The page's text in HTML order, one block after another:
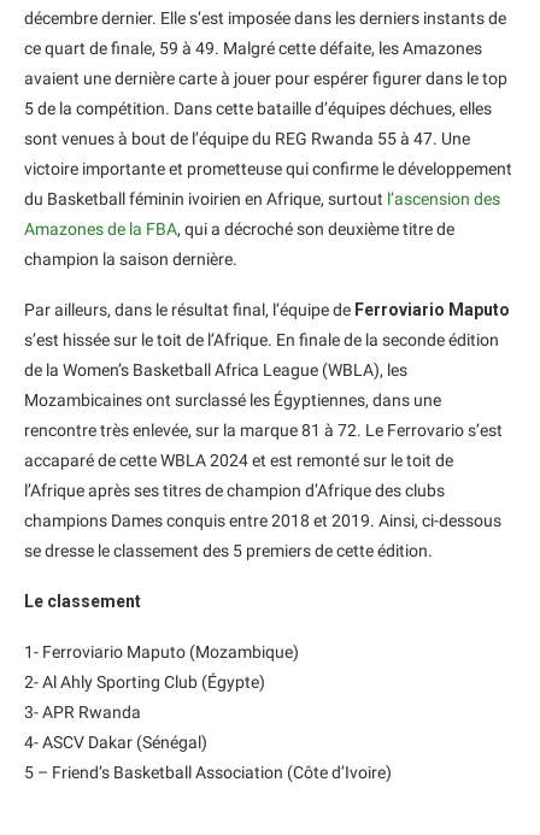
décembre dernier. Elle s’est imposée dans les derniers instants de
ce quart de finale, 59 à 49. Malgré cette défaite, les Amazones
avaient une dernière carte à jouer pour espérer figurer dans le top
5 de la compétition. Dans cette bataille d’équipes déchues, elles
sont venues à bout de l’équipe du REG Rwanda 55 à 47. Une
victoire importante et prometteuse qui confirme le développement
du Basketball féminin ivoirien en Afrique, surtout l’ascension des
Amazones de la FBA, qui a décroché son deuxième titre de
champion la saison dernière.
Par ailleurs, dans le résultat final, l’équipe de Ferroviario Maputo
s’est hissée sur le toit de l’Afrique. En finale de la seconde édition
de la Women’s Basketball Africa League (WBLA), les
Mozambicaines ont surclassé les Égyptiennes, dans une
rencontre très enlevée, sur la marque 81 à 72. Le Ferrovario s’est
accaparé de cette WBLA 2024 et est remonté sur le toit de
l’Afrique après ses titres de champion d’Afrique des clubs
champions Dames conquis entre 2018 et 2019. Ainsi, ci-dessous
se dresse le classement des 5 premiers de cette édition.
Le classement
1- Ferroviario Maputo (Mozambique)
2- Al Ahly Sporting Club (Égypte)
3- APR Rwanda
4- ASCV Dakar (Sénégal)
5 – Friend’s Basketball Association (Côte d’Ivoire)